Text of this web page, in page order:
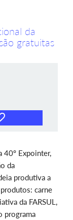
da
gratuitas
40º Expointer,
da
produtiva a
carne
da FARSUL,
programa